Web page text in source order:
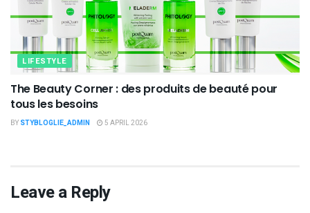
LIFESTYLE
The Beauty Corner : des produits de beauté pour
tous les besoins
BY STYBLOGLIE_ADMIN 5 APRIL 2026
Leave a Reply